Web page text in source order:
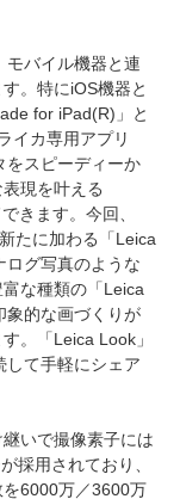
バイル機器と連
。特にiOS機器と
for iPad(R)」と
イカ専用アプリ
をスピーディーか
現を叶える
きます。今回、
たに加わる「Leica
ログ写真のような
な種類の「Leica
象的な画づくりが
。「Leica Look」
して手軽にシェア
いで撮像素子には
採用されており、
を6000万／3600万